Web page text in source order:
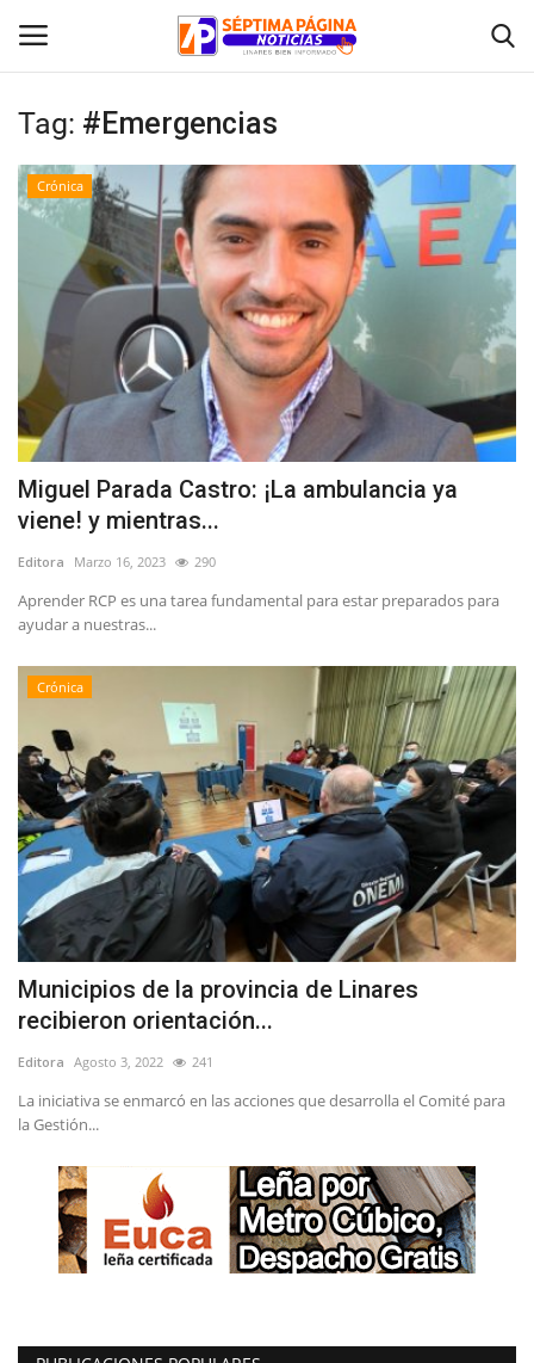
Inicio
Crónica
Policial
Tribunales
Deporte
Política
Espectáculos
Tag: #Emergencias
Crónica
Miguel Parada Castro: ¡La ambulancia ya
viene! y mientras...
Editora Marzo 16, 2023 290
Aprender RCP es una tarea fundamental para estar preparados para
ayudar a nuestras...
Crónica
Municipios de la provincia de Linares
recibieron orientación...
Editora Agosto 3, 2022 241
La iniciativa se enmarcó en las acciones que desarrolla el Comité para
la Gestión...